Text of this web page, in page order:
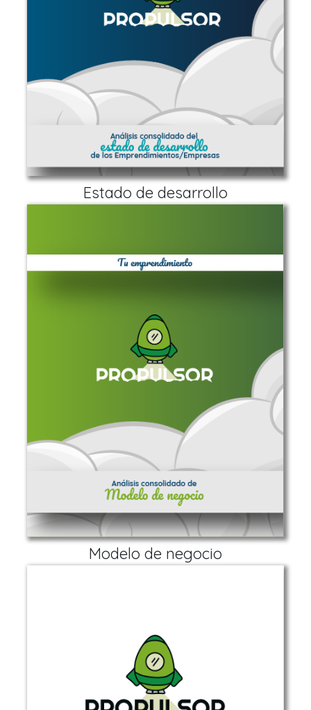
Estado de desarrollo
Modelo de negocio